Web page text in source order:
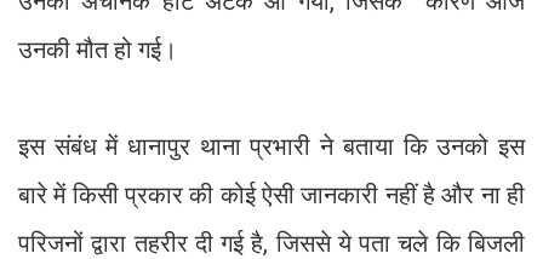
उनकी मौत हो गई।
इस संबंध में धानापुर थाना प्रभारी ने बताया कि उनको इस
बारे में किसी प्रकार की कोई ऐसी जानकारी नहीं है और ना ही
परिजनों द्वारा तहरीर दी गई है, जिससे ये पता चले कि बिजली